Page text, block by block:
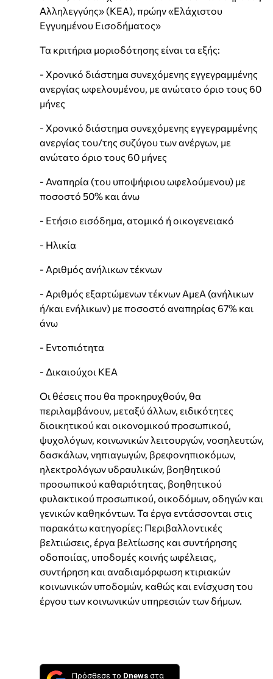
Αλληλεγγύης» (ΚΕΑ), πρώην «Ελάχιστου
Εγγυημένου Εισοδήματος»
Τα κριτήρια μοριοδότησης είναι τα εξής:
- Χρονικό διάστημα συνεχόμενης εγγεγραμμένης
ανεργίας ωφελουμένου, με ανώτατο όριο τους 60
μήνες
- Χρονικό διάστημα συνεχόμενης εγγεγραμμένης
ανεργίας του/της συζύγου των ανέργων, με
ανώτατο όριο τους 60 μήνες
- Αναπηρία (του υποψήφιου ωφελούμενου) με
ποσοστό 50% και άνω
- Ετήσιο εισόδημα, ατομικό ή οικογενειακό
- Ηλικία
- Αριθμός ανήλικων τέκνων
- Αριθμός εξαρτώμενων τέκνων ΑμεΑ (ανήλικων
ή/και ενήλικων) με ποσοστό αναπηρίας 67% και
άνω
- Εντοπιότητα
- Δικαιούχοι ΚΕΑ
Οι θέσεις που θα προκηρυχθούν, θα
περιλαμβάνουν, μεταξύ άλλων, ειδικότητες
διοικητικού και οικονομικού προσωπικού,
ψυχολόγων, κοινωνικών λειτουργών, νοσηλευτών,
δασκάλων, νηπιαγωγών, βρεφονηπιοκόμων,
ηλεκτρολόγων υδραυλικών, βοηθητικού
προσωπικού καθαριότητας, βοηθητικού
φυλακτικού προσωπικού, οικοδόμων, οδηγών και
γενικών καθηκόντων. Τα έργα εντάσσονται στις
παρακάτω κατηγορίες: Περιβαλλοντικές
βελτιώσεις, έργα βελτίωσης και συντήρησης
οδοποιίας, υποδομές κοινής ωφέλειας,
συντήρηση και αναδιαμόρφωση κτιριακών
κοινωνικών υποδομών, καθώς και ενίσχυση του
έργου των κοινωνικών υπηρεσιών των δήμων.
Πρόσθεσε το Dnews στα